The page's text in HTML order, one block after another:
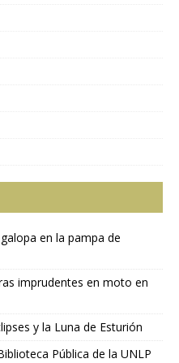
en la pampa de
imprudentes en moto en
y la Luna de Esturión
Pública de la UNLP